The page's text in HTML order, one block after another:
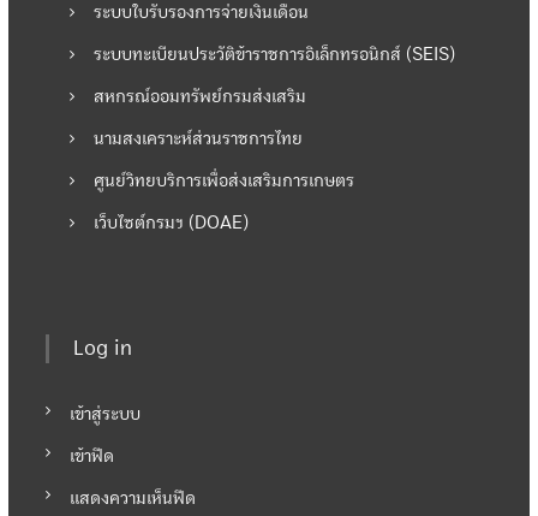
ระบบใบรับรองการจ่ายเงินเดือน
ระบบทะเบียนประวัติข้าราชการอิเล็กทรอนิกส์ (SEIS)
สหกรณ์ออมทรัพย์กรมส่งเสริม
นามสงเคราะห์ส่วนราชการไทย
ศูนย์วิทยบริการเพื่อส่งเสริมการเกษตร
เว็บไซต์กรมฯ (DOAE)
Log in
เข้าสู่ระบบ
เข้าฟีด
แสดงความเห็นฟีด